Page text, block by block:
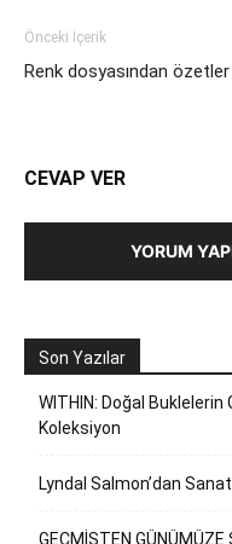
Önceki İçerik
Renk dosyasından özetler
CEVAP VER
YORUM
Son Yazılar
WITHIN: Doğal Buklelerin
Koleksiyon
Lyndal Salmon’dan
GEÇMİŞTEN GÜNÜMÜZE